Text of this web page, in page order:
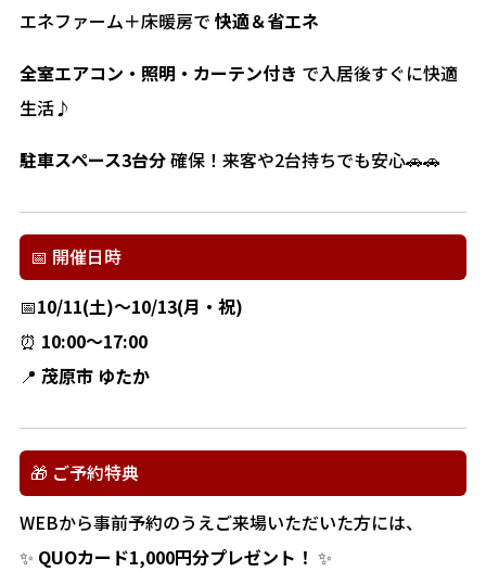
エネファーム＋床暖房で 快適＆省エネ
全室エアコン・照明・カーテン付き で入居後すぐに快適
生活♪
駐車スペース3台分確保！来客や2台持ちでも安心🚗🚗
📅 開催日時
📅10/11(土)～10/13(月・祝)
⏰ 10:00〜17:00
📍 茂原市 ゆたか
🎁 ご予約特典
WEBから事前予約のうえご来場いただいた方には、
✨ QUOカード1,000円分プレゼント！ ✨